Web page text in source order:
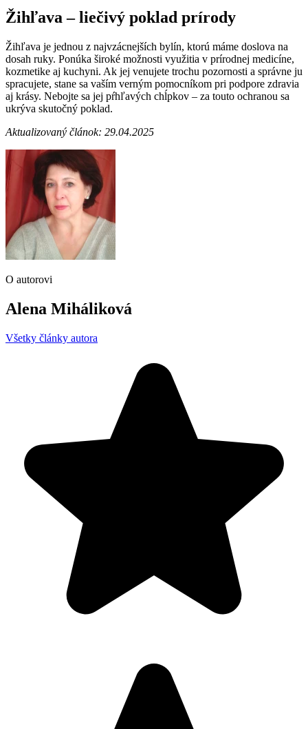
Žihľava – liečivý poklad prírody
Žihľava je jednou z najvzácnejších bylín, ktorú máme doslova na
dosah ruky. Ponúka široké možnosti využitia v prírodnej medicíne,
kozmetike aj kuchyni. Ak jej venujete trochu pozornosti a správne ju
spracujete, stane sa vaším verným pomocníkom pri podpore zdravia
aj krásy. Nebojte sa jej pŕhľavých chĺpkov – za touto ochranou sa
ukrýva skutočný poklad.
Aktualizovaný článok: 29.04.2025
O autorovi
Alena Miháliková
Všetky články autora